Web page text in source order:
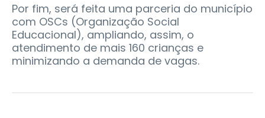
Por fim, será feita uma parceria do município
com OSCs (Organização Social
Educacional), ampliando, assim, o
atendimento de mais 160 crianças e
minimizando a demanda de vagas.